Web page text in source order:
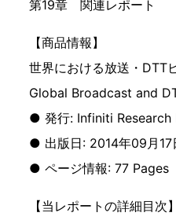
第19章 関連レポート
【商品情報】
世界における放送・DTT
Global Broadcast and
● 発行: Infiniti
● 出版日: 2014年09月17
● ページ情報: 77 Pages
【当レポートの詳細目次】